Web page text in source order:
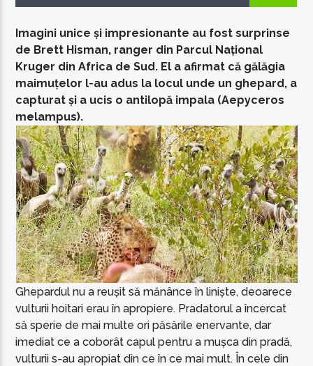
Imagini unice și impresionante au fost surprinse
de Brett Hisman, ranger din Parcul Național
Kruger din Africa de Sud. El a afirmat că gălăgia
maimuțelor l-au adus la locul unde un ghepard, a
capturat și a ucis o antilopă impala (Aepyceros
melampus).
Ghepardul nu a reușit să mănânce în liniște, deoarece
vulturii hoitari erau în apropiere. Pradatorul a încercat
să sperie de mai multe ori păsările enervante, dar
imediat ce a coborât capul pentru a mușca din pradă,
vulturii s-au apropiat din ce în ce mai mult. În cele din